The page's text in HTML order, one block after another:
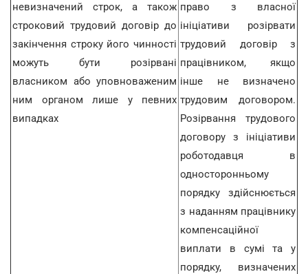
невизначений строк, а також
строковий трудовий договір до
закінчення строку його чинності
можуть бути розірвані
власником або уповноваженим
ним органом лише у певних
випадках
право з власної
ініціативи розірвати
трудовий договір з
працівником, якщо
інше не визначено
трудовим договором.
Розірвання трудового
договору з ініціативи
роботодавця в
односторонньому
порядку здійснюється
з наданням працівнику
компенсаційної
виплати в сумі та у
порядку, визначених